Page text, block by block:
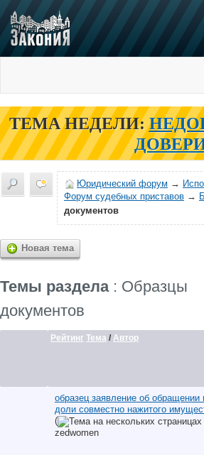
ТЕМА НЕДЕЛИ:
Юридический форум →
Форум судебных приставов →
документов
Новая тема
Темы раздела: Образцы
документов
Рейтинг Тема / Автор
образец заявление об
доли совместно нажитого
(
zedwomen